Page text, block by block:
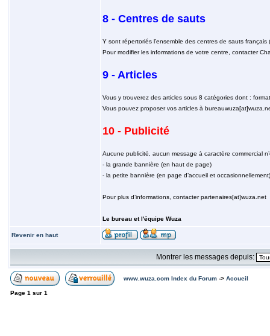
8 - Centres de sauts
Y sont répertoriés l’ensemble des centres de sauts
Pour modifier les informations de votre centre, contacter
9 - Articles
Vous y trouverez des articles sous 8 catégories dont :
Vous pouvez proposer vos articles à
10 - Publicité
Aucune publicité, aucun message à caractère commercial
- la grande bannière (en haut de page)
- la petite bannière (en page d’accueil et occasionnellement)
Pour plus d’informations, contacter partenaires[at]wuza.net
Le bureau et l'équipe Wuza
Revenir en haut
Montrer les messages depuis:
www.wuza.com Index du Forum-> Accueil
Page 1 sur 1